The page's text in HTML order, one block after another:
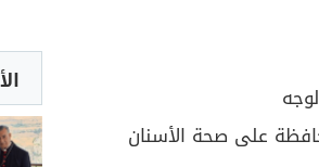
على صحة الأسنان